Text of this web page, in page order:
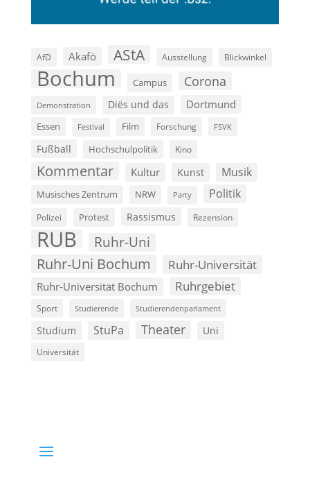
AfD Akafö AStA Ausstellung Blickwinkel
Bochum Campus Corona
Demonstration Diës und das Dortmund
Essen Festival Film Forschung FSVK
Fußball Hochschulpolitik Kino
Kommentar Kultur Kunst Musik
Musisches Zentrum NRW Party Politik
Polizei Protest Rassismus Rezension
RUB Ruhr-Uni
Ruhr-Uni Bochum Ruhr-Universität
Ruhr-Universität Bochum Ruhrgebiet
Sport Studierende Studierendenparlament
Studium StuPa Theater Uni
Universität